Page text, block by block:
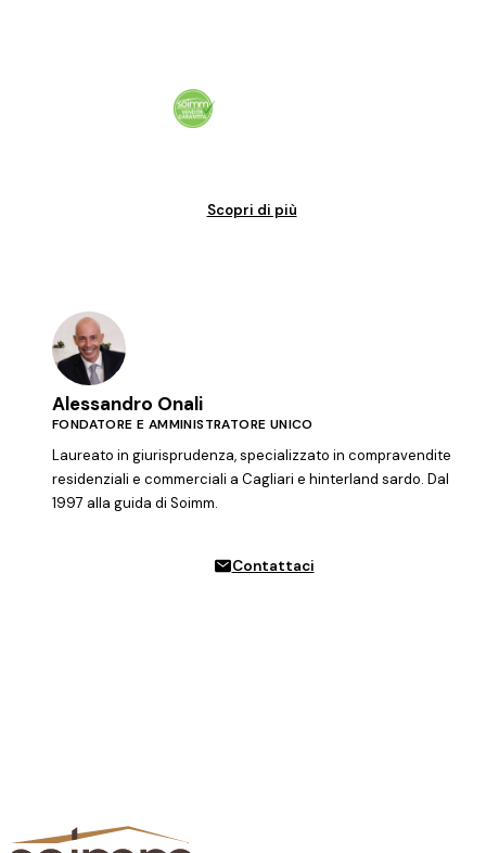
Scopri di più
Alessandro Onali
FONDATORE E AMMINISTRATORE UNICO
Laureato in giurisprudenza, specializzato in compravendite
residenziali e commerciali a Cagliari e hinterland sardo. Dal
1997 alla guida di Soimm.
Contattaci